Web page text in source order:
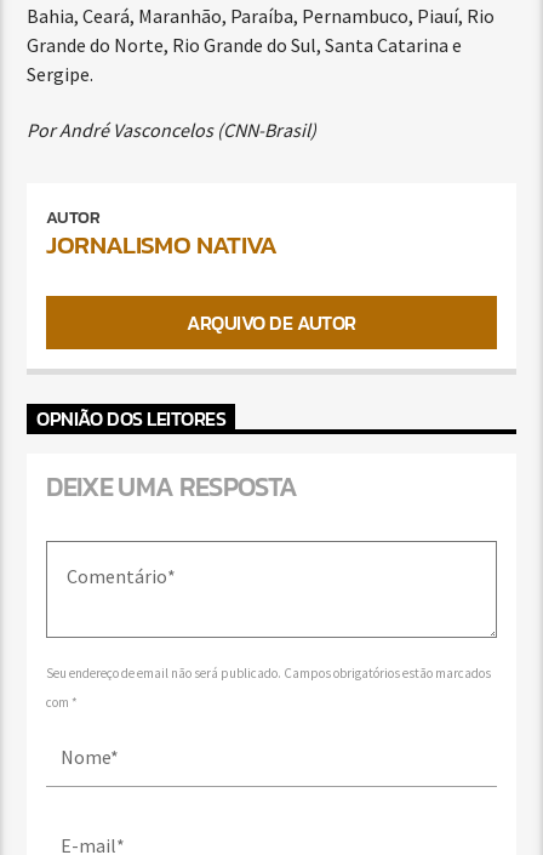
Bahia, Ceará, Maranhão, Paraíba, Pernambuco, Piauí, Rio
Grande do Norte, Rio Grande do Sul, Santa Catarina e
Sergipe.
Por André Vasconcelos (CNN-Brasil)
AUTOR
JORNALISMO NATIVA
ARQUIVO DE AUTOR
OPNIÃO DOS LEITORES
DEIXE UMA RESPOSTA
Seu endereço de email não será publicado. Campos obrigatórios estão marcados
com *